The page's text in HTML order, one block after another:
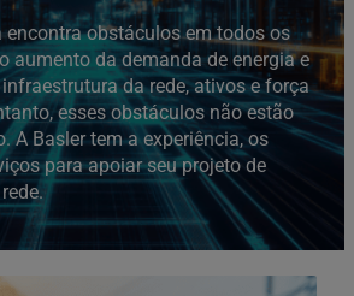
encontra obstáculos em todos os
aumento da demanda de energia e
da rede, ativos e força
esses obstáculos não estão
A Basler tem a experiência, os
para apoiar seu projeto de